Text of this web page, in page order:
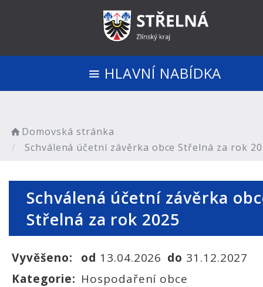
HLAVNÍ NABÍDKA
Domovská stránka
Schválená účetní závěrka obce Střelná za rok
Schválená účetní závěrka
Střelná za rok 2025
Vyvěšeno: od 13.04.2026 do 31.12.2027
Kategorie: Hospodaření obce